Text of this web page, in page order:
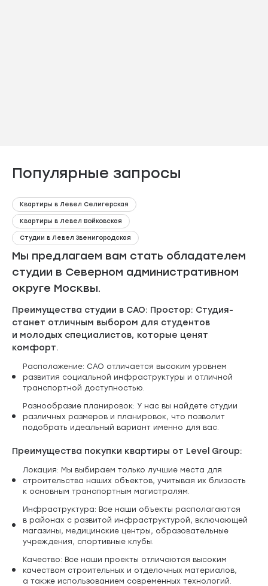
Популярные запросы
Квартиры в Левел Селигерская
Квартиры в Левел Войковская
Студии в Левел Звенигородская
Мы предлагаем вам стать обладателем
студии в Северном административном
округе Москвы.
Преимущества студии в САО: Простор: Студия-
станет отличным выбором для студентов
и молодых специалистов, которые ценят
комфорт.
Расположение: САО отличается высоким уровнем
развития социальной инфраструктуры и отличной
транспортной доступностью.
Разнообразие планировок: У нас вы найдете студии
различных размеров и планировок, что позволит
подобрать идеальный вариант именно для вас.
Преимущества покупки квартиры от Level Group:
Локация: Мы выбираем только лучшие места для
строительства наших объектов, учитывая их близость
к основным транспортным магистралям.
Инфраструктура: Все наши объекты располагаются
в районах с развитой инфраструктурой, включающей
магазины, медицинские центры, образовательные
учреждения, спортивные клубы.
Качество: Все наши проекты отличаются высоким
качеством строительных и отделочных материалов,
а также использованием современных технологий.